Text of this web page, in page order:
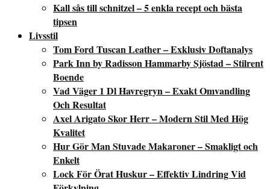
Kall sås till schnitzel – 5 enkla recept och bästa
tipsen
Livsstil
Tom Ford Tuscan Leather – Exklusiv Doftanalys
Park Inn by Radisson Hammarby Sjöstad – Stilrent
Boende
Vad Väger 1 Dl Havregryn – Exakt Omvandling
Och Resultat
Axel Arigato Skor Herr – Modern Stil Med Hög
Kvalitet
Hur Gör Man Stuvade Makaroner – Smakligt och
Enkelt
Lock För Örat Huskur – Effektiv Lindring Vid